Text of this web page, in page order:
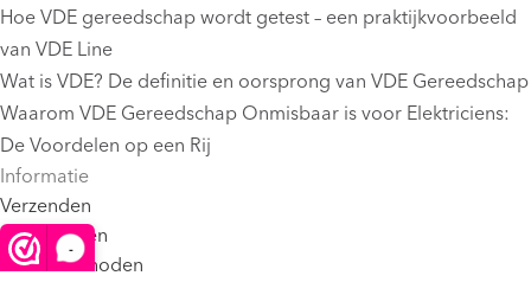
-
Hoe VDE gereedschap wordt getest – een praktijkvoorbeeld
van VDE Line
Wat is VDE? De definitie en oorsprong van VDE Gereedschap
Waarom VDE Gereedschap Onmisbaar is voor Elektriciens:
De Voordelen op een Rij
Informatie
Verzenden
Retourneren
Betaalmethoden